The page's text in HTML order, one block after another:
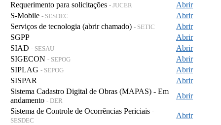
Requerimento para solicitações - JUCER
Abrir
S-Mobile - SESDEC
Abrir
Serviços de tecnologia (abrir chamado) - SETIC
Abrir
SGPP
Abrir
SIAD - SESAU
Abrir
SIGECON - SEPOG
Abrir
SIPLAG - SEPOG
Abrir
SISPAR
Abrir
Sistema Cadastro Digital de Obras (MAPAS) - Em
andamento - DER
Abrir
Sistema de Controle de Ocorrências Periciais -
SESDEC
Abrir